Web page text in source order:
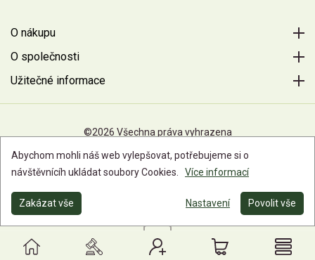
O nákupu
O společnosti
Užitečné informace
©2026 Všechna práva vyhrazena
Abychom mohli náš web vylepšovat, potřebujeme si o
návštěvnícíh ukládat soubory Cookies.
Více informací
Zakázat vše Nastavení Povolit vše